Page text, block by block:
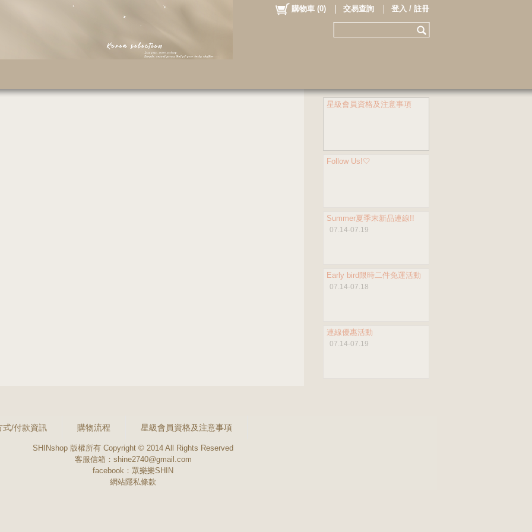
購物車 (0) 交易查詢 登入 / 註冊
星級會員資格及注意事項
Follow Us!🤍
Summer夏季末新品連線!!
07.14-07.19
Early bird限時二件免運活動
07.14-07.18
連線優惠活動
07.14-07.19
式/付款資訊 購物流程 星級會員資格及注意事項
SHINshop 版權所有 Copyright © 2014 All Rights Reserved
客服信箱：shine2740@gmail.com
facebook： 眾樂樂SHIN
網站隱私條款